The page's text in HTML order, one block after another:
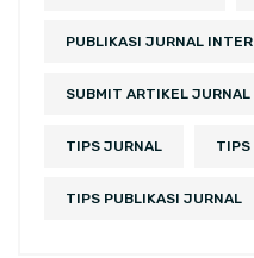
PUBLIKASI JURNAL
SUBMIT ARTIKEL JURNAL
TIPS JURNAL TIPS
TIPS PUBLIKASI JURNAL